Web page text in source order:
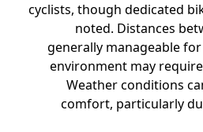
cyclists, though dedicated
noted. Distances
generally manageable
environment may
Weather conditions
comfort, particularly